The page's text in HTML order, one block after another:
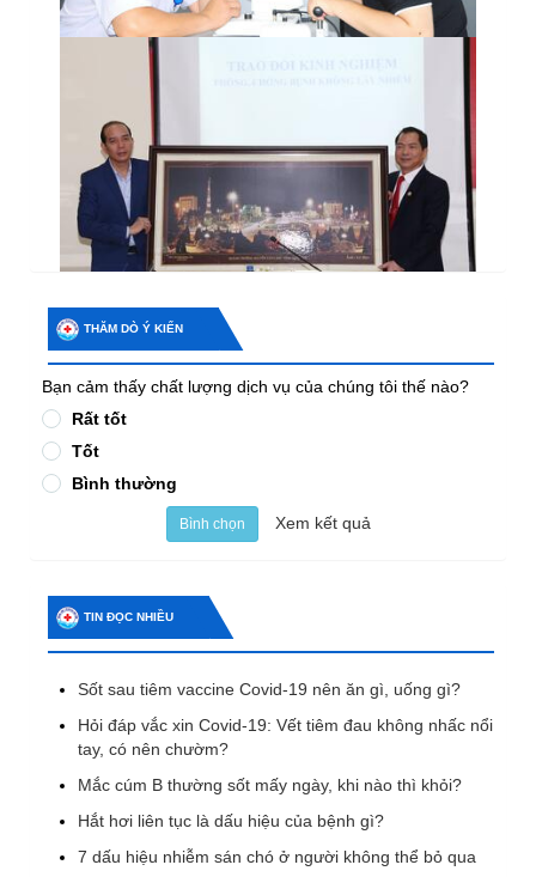
THĂM DÒ Ý KIẾN
Bạn cảm thấy chất lượng dịch vụ của chúng tôi thế nào?
Rất tốt
Tốt
Bình thường
Bình chọn Xem kết quả
TIN ĐỌC NHIỀU
Sốt sau tiêm vaccine Covid-19 nên ăn gì, uống gì?
Hỏi đáp vắc xin Covid-19: Vết tiêm đau không nhấc nổi
tay, có nên chườm?
Mắc cúm B thường sốt mấy ngày, khi nào thì khỏi?
Hắt hơi liên tục là dấu hiệu của bệnh gì?
7 dấu hiệu nhiễm sán chó ở người không thể bỏ qua